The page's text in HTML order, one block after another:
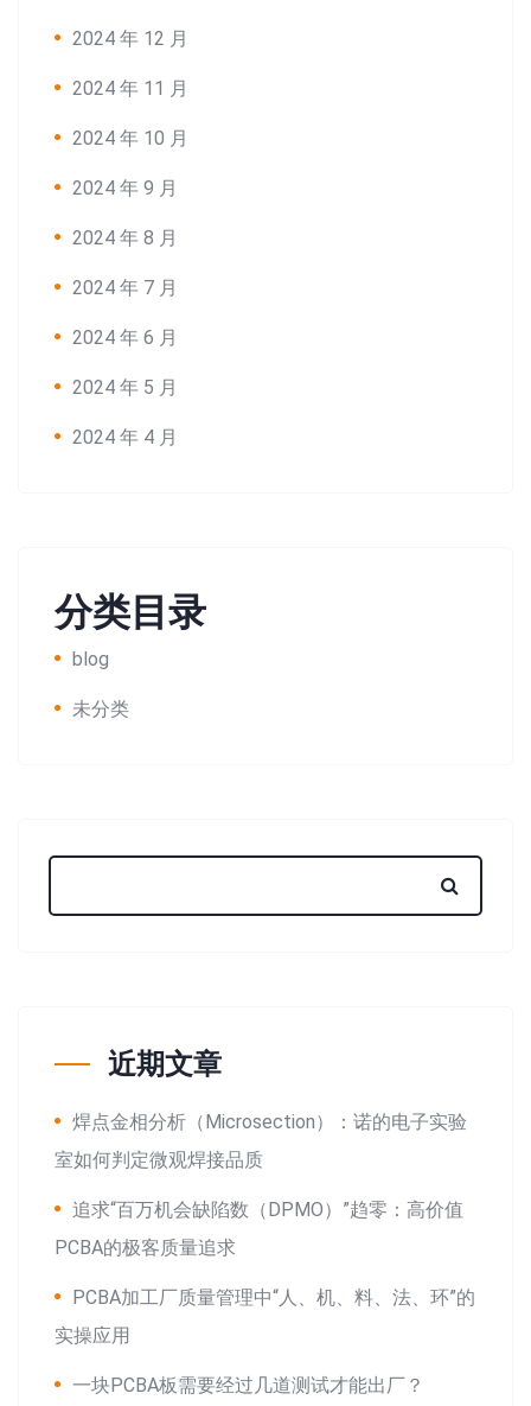
2024 年 12 月
2024 年 11 月
2024 年 10 月
2024 年 9 月
2024 年 8 月
2024 年 7 月
2024 年 6 月
2024 年 5 月
2024 年 4 月
分类目录
blog
未分类
近期文章
焊点金相分析（Microsection）：诺的电子实验
室如何判定微观焊接品质
追求“百万机会缺陷数（DPMO）”趋零：高价值
PCBA的极客质量追求
PCBA加工厂质量管理中“人、机、料、法、环”的
实操应用
一块PCBA板需要经过几道测试才能出厂？